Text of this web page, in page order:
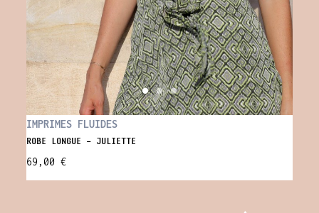
IMPRIMES FLUIDES
ROBE LONGUE - JULIETTE
69,00 €